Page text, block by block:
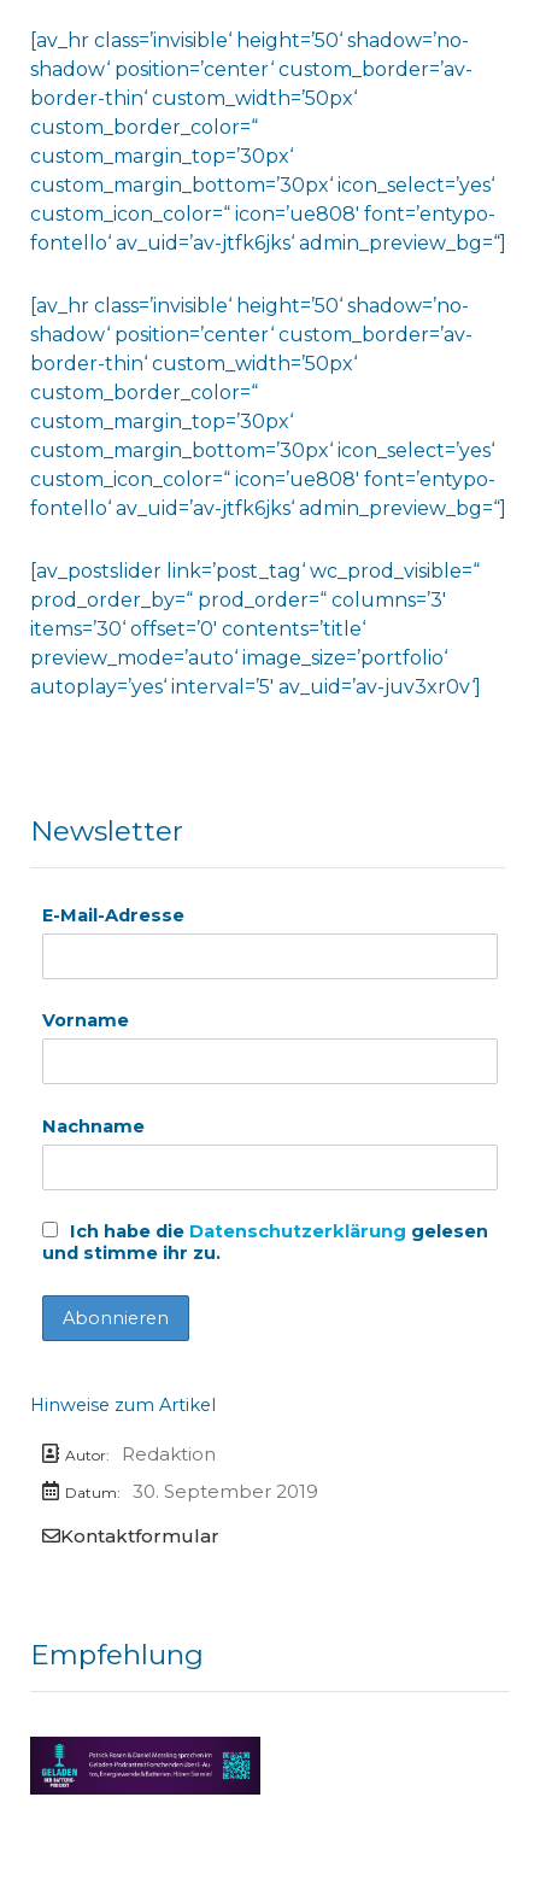
[av_hr class=’invisible‘ height=’50‘ shadow=’no-
shadow‘ position=’center‘ custom_border=’av-
border-thin‘ custom_width=’50px‘
custom_border_color=“
custom_margin_top=’30px‘
custom_margin_bottom=’30px‘ icon_select=’yes‘
custom_icon_color=“ icon=’ue808′ font=’entypo-
fontello‘ av_uid=’av-jtfk6jks‘ admin_preview_bg=“]
[av_hr class=’invisible‘ height=’50‘ shadow=’no-
shadow‘ position=’center‘ custom_border=’av-
border-thin‘ custom_width=’50px‘
custom_border_color=“
custom_margin_top=’30px‘
custom_margin_bottom=’30px‘ icon_select=’yes‘
custom_icon_color=“ icon=’ue808′ font=’entypo-
fontello‘ av_uid=’av-jtfk6jks‘ admin_preview_bg=“]
[av_postslider link=’post_tag‘ wc_prod_visible=“
prod_order_by=“ prod_order=“ columns=’3′
items=’30‘ offset=’0′ contents=’title‘
preview_mode=’auto‘ image_size=’portfolio‘
autoplay=’yes‘ interval=’5′ av_uid=’av-juv3xr0v‘]
Newsletter
E-Mail-Adresse
Vorname
Nachname
Ich habe die Datenschutzerklärung gelesen
und stimme ihr zu.
Hinweise zum Artikel
Autor: Redaktion
Datum:
30. September 2019
Kontaktformular
Empfehlung